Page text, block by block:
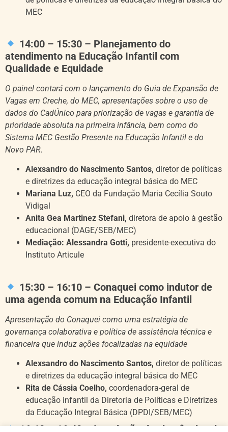
MEC
14:00 – 15:30 – Planejamento do
atendimento na Educação Infantil com
Qualidade e Equidade
O painel contará com o lançamento do Guia de Expansão de
Vagas em Creche, do MEC, apresentações sobre o uso de
dados do CadÚnico para priorização de vagas e garantia de
prioridade absoluta na primeira infância, bem como do
Sistema MEC Gestão Presente na Educação Infantil e do
Novo PAR.
Alexsandro do Nascimento Santos, diretor de políticas
e diretrizes da educação integral básica do MEC
Mariana Luz, CEO da Fundação Maria Cecília Souto
Vidigal
Anita Gea Martinez Stefani, diretora de apoio à gestão
educacional (DAGE/SEB/MEC)
Mediação: Alessandra Gotti, presidente-executiva do
Instituto Articule
15:30 – 16:10 – Conaquei como indutor de
uma agenda comum na Educação Infantil
Apresentação do Conaquei como uma estratégia de
governança colaborativa e política de assistência técnica e
financeira que induz ações focalizadas na equidade
Alexsandro do Nascimento Santos, diretor de políticas
e diretrizes da educação integral básica do MEC
Rita de Cássia Coelho, coordenadora-geral de
educação infantil da Diretoria de Políticas e Diretrizes
da Educação Integral Básica (DPDI/SEB/MEC)
16:10 – 16:40 – Instalação das instâncias de